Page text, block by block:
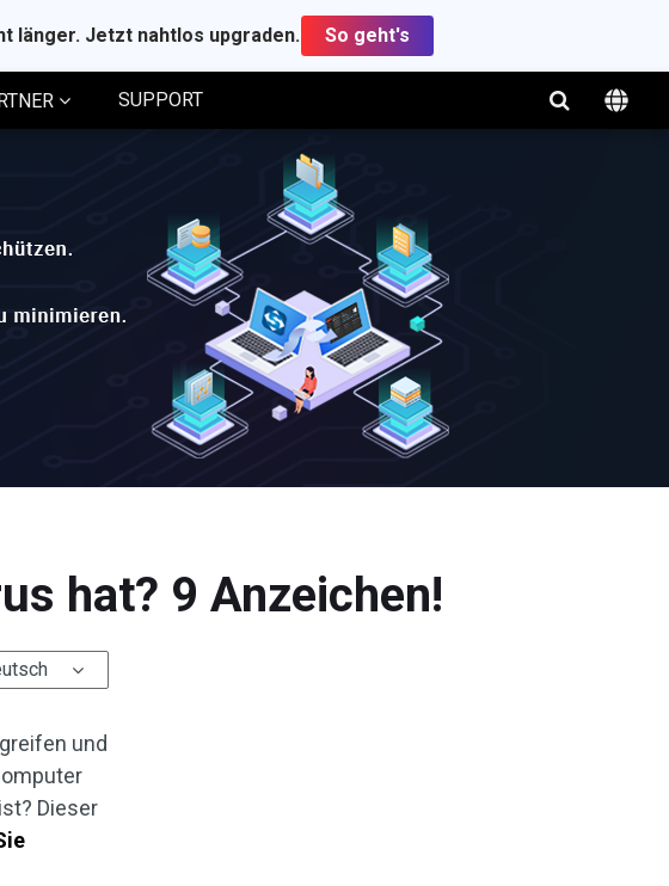
länger. Jetzt nahtlos upgraden. So geht's
SUPPORT
hat? 9 Anzeichen!
und
Dieser